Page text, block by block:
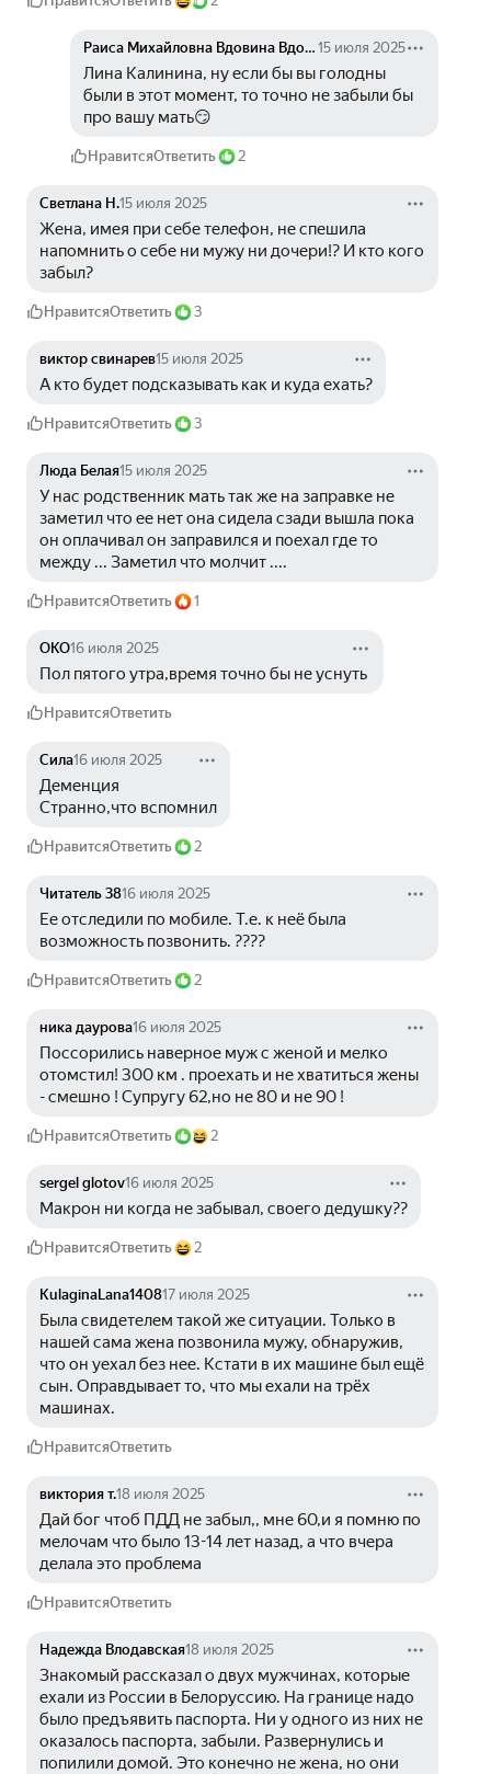
Раиса Михайловна Вдовина Вдовина 15 июля 2025
Лина Калинина, ну если бы вы голодны
были в этот момент, то точно не забыли бы
про вашу мать😏
НравитсяОтветить 2
Светлана Н.15 июля 2025
Жена, имея при себе телефон, не спешила
напомнить о себе ни мужу ни дочери!? И кто кого
забыл?
НравитсяОтветить 3
виктор свинарев15 июля 2025
А кто будет подсказывать как и куда ехать?
НравитсяОтветить 3
Люда Белая15 июля 2025
У нас родственник мать так же на заправке не
заметил что ее нет она сидела сзади вышла пока
он оплачивал он заправился и поехал где то
между ... Заметил что молчит ....
НравитсяОтветить 1
ОКО16 июля 2025
Пол пятого утра,время точно бы не уснуть
НравитсяОтветить
Сила16 июля 2025
Деменция
Странно,что вспомнил
НравитсяОтветить 2
Читатель 3816 июля 2025
Ее отследили по мобиле. Т.е. к неё была
возможность позвонить. ????
НравитсяОтветить 2
ника даурова16 июля 2025
Поссорились наверное муж с женой и мелко
отомстил! 300 км . проехать и не хватиться жены
- смешно ! Супругу 62,но не 80 и не 90 !
НравитсяОтветить 2
sergel glotov16 июля 2025
Макрон ни когда не забывал, своего дедушку??
НравитсяОтветить 2
KulaginaLana140817 июля 2025
Была свидетелем такой же ситуации. Только в
нашей сама жена позвонила мужу, обнаружив,
что он уехал без нее. Кстати в их машине был ещё
сын. Оправдывает то, что мы ехали на трёх
машинах.
НравитсяОтветить
виктория т.18 июля 2025
Дай бог чтоб ПДД не забыл,, мне 60,и я помню по
мелочам что было 13-14 лет назад, а что вчера
делала это проблема
НравитсяОтветить
Надежда Влодавская18 июля 2025
Знакомый рассказал о двух мужчинах, которые
ехали из России в Белоруссию. На границе надо
было предъявить паспорта. Ни у одного из них не
оказалось паспорта, забыли. Развернулись и
попилили домой. Это конечно не жена, но они